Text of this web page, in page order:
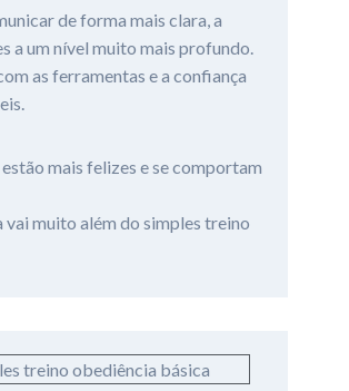
de forma mais clara, a
a um nível muito mais profundo.
as ferramentas e a confiança
estão mais felizes e se comportam
muito além do simples treino